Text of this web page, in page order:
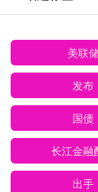
美联
发布
国债
长江金融
出手